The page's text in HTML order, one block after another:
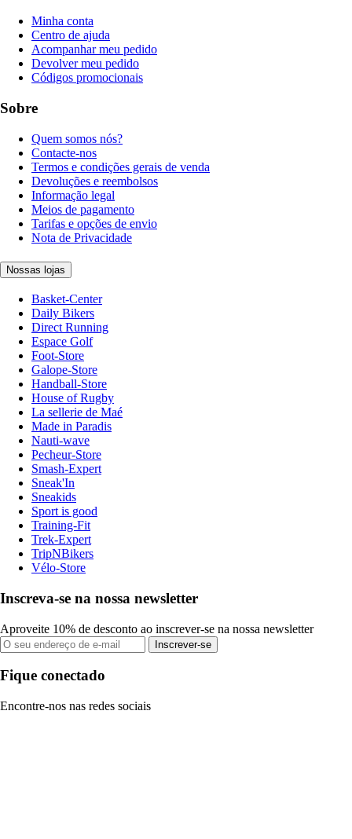
Minha conta
Centro de ajuda
Acompanhar meu pedido
Devolver meu pedido
Códigos promocionais
Sobre
Quem somos nós?
Contacte-nos
Termos e condições gerais de venda
Devoluções e reembolsos
Informação legal
Meios de pagamento
Tarifas e opções de envio
Nota de Privacidade
Nossas lojas
Basket-Center
Daily Bikers
Direct Running
Espace Golf
Foot-Store
Galope-Store
Handball-Store
House of Rugby
La sellerie de Maé
Made in Paradis
Nauti-wave
Pecheur-Store
Smash-Expert
Sneak'In
Sneakids
Sport is good
Training-Fit
Trek-Expert
TripNBikers
Vélo-Store
Inscreva-se na nossa newsletter
Aproveite 10% de desconto ao inscrever-se na nossa newsletter
Inscrever-se
Fique conectado
Encontre-nos nas redes sociais